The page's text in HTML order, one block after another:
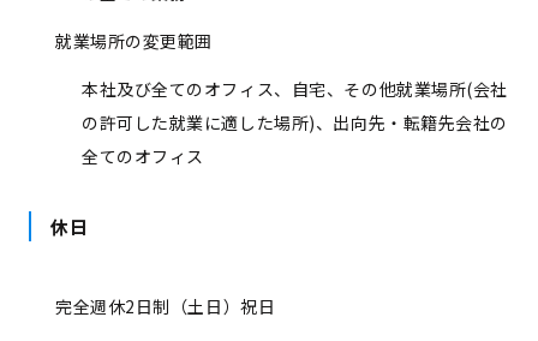
就業場所の変更範囲
本社及び全てのオフィス、自宅、その他就業場所(会社
の許可した就業に適した場所)、出向先・転籍先会社の
全てのオフィス
休日
完全週休2日制（土日）祝日